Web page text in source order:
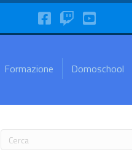
FaceBookTwitchYouTube
Formazione Domoschool